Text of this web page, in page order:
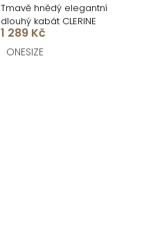
Tmavě hnědý elegantní
dlouhý kabát CLERINE
1 289 Kč
ONESIZE